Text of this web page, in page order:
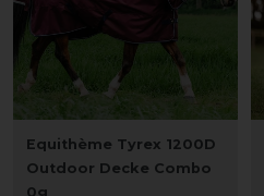
Equithème Tyrex 1200D
Outdoor Decke Combo
0g